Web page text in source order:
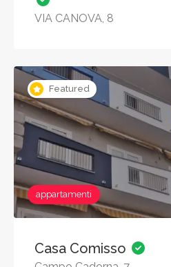
VIA CANOVA, 8
Featured
appartamenti
Casa Comisso